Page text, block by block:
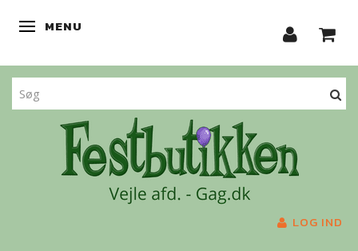
SKIFTE NAVIGATION
MENU
LOG IND